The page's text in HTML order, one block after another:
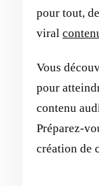
pour tout, de
viral
Vous
pour
contenu
Préparez-
création de